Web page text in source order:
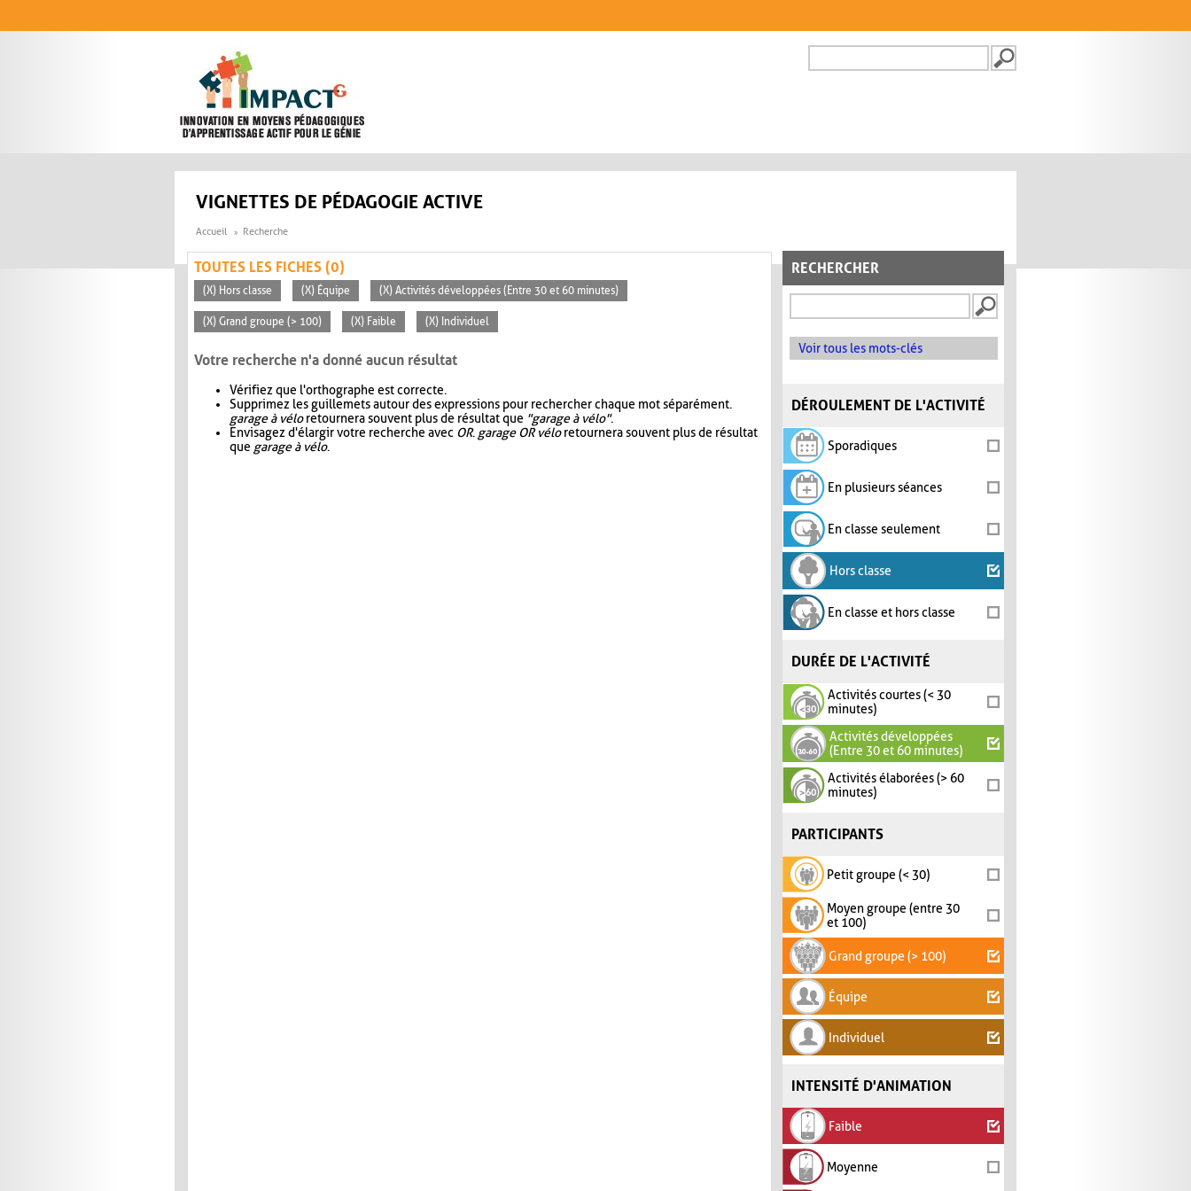
FORMULAIRE DE
VIGNETTES DE PÉDAGOGIE ACTIVE
Accueil Recherche
RECHERCHER
Voir tous les mots-clés
DÉROULEMENT DE L'ACTIVITÉ
Sporadiques
En plusieurs séances
En classe seulement
Hors classe
En classe et hors classe
DURÉE DE L'ACTIVITÉ
Activités courtes (< 30
minutes)
Activités développées
(Entre 30 et 60 minutes)
Activités élaborées (> 60
minutes)
PARTICIPANTS
Petit groupe (< 30)
Moyen groupe (entre 30
et 100)
Grand groupe (> 100)
Équipe
Individuel
INTENSITÉ D'ANIMATION
Faible
Moyenne
TOUTES LES FICHES (0)
(X) Hors classe (X) Équipe (X) Activités développées (Entre 30 et 60 minutes)
(X) Grand groupe (> 100) (X) Faible (X) Individuel
Votre recherche n'a donné aucun résultat
Vérifiez que l'orthographe est correcte.
Supprimez les guillemets autour des expressions pour rechercher chaque mot séparément.
garage à véloretournera souvent plus de résultat que "garage à vélo".
Envisagez d'élargir votre recherche avec OR. garage OR véloretournera souvent plus de résultat
que garage à vélo.